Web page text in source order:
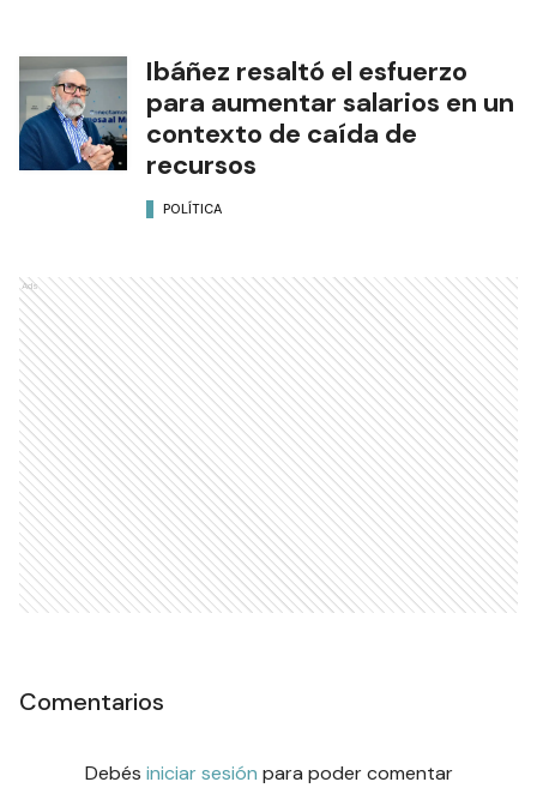
Ibáñez resaltó el esfuerzo
para aumentar salarios en un
contexto de caída de
recursos
POLÍTICA
Ads
Comentarios
Debés iniciar sesión para poder comentar